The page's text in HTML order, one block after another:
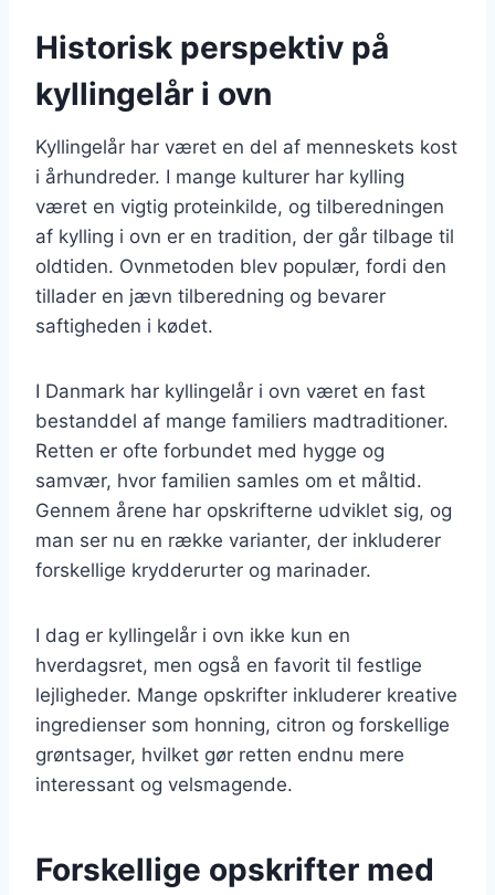
Historisk perspektiv på
kyllingelår i ovn
Kyllingelår har været en del af menneskets kost
i århundreder. I mange kulturer har kylling
været en vigtig proteinkilde, og tilberedningen
af kylling i ovn er en tradition, der går tilbage til
oldtiden. Ovnmetoden blev populær, fordi den
tillader en jævn tilberedning og bevarer
saftigheden i kødet.
I Danmark har kyllingelår i ovn været en fast
bestanddel af mange familiers madtraditioner.
Retten er ofte forbundet med hygge og
samvær, hvor familien samles om et måltid.
Gennem årene har opskrifterne udviklet sig, og
man ser nu en række varianter, der inkluderer
forskellige krydderurter og marinader.
I dag er kyllingelår i ovn ikke kun en
hverdagsret, men også en favorit til festlige
lejligheder. Mange opskrifter inkluderer kreative
ingredienser som honning, citron og forskellige
grøntsager, hvilket gør retten endnu mere
interessant og velsmagende.
Forskellige opskrifter med